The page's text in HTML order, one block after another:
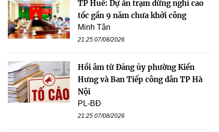
TP Huế: Dự án trạm dừng nghỉ cao
tốc gần 9 năm chưa khởi công
Minh Tân
21:25 07/08/2026
Hồi âm từ Đảng ủy phường Kiến
Hưng và Ban Tiếp công dân TP Hà
Nội
PL-BĐ
21:25 07/08/2026